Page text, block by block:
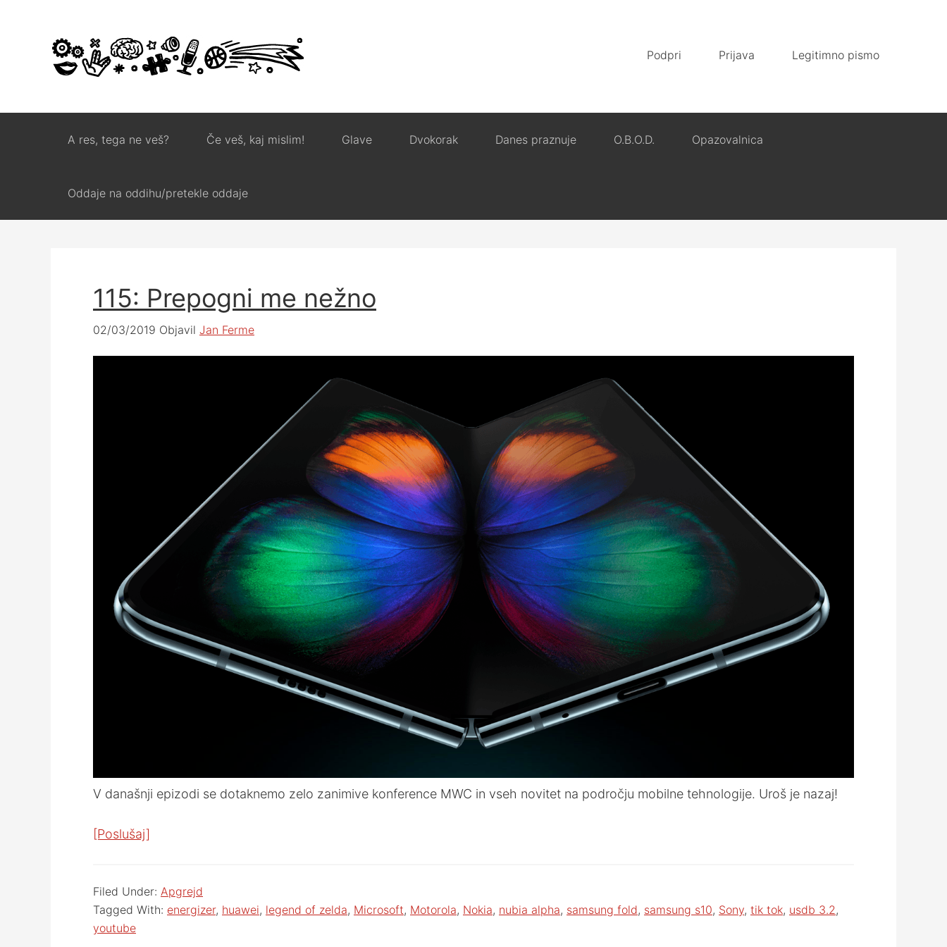
Podpri Prijava Legitimno pismo
A res, tega ne veš? Če veš, kaj mislim! Glave Dvokorak Danes praznuje O.B.O.D. Opazovalnica
Oddaje na oddihu/pretekle oddaje
115: Prepogni me nežno
02/03/2019 Objavil Jan Ferme
V današnji epizodi se dotaknemo zelo zanimive konference MWC in vseh novitet na področju mobilne tehnologije. Uroš je nazaj!
[Poslušaj]
Filed Under: Apgrejd
Tagged With: energizer, huawei, legend of zelda, Microsoft, Motorola, Nokia, nubia alpha, samsung fold, samsung s10, Sony, tik tok, usdb 3.2,
youtube